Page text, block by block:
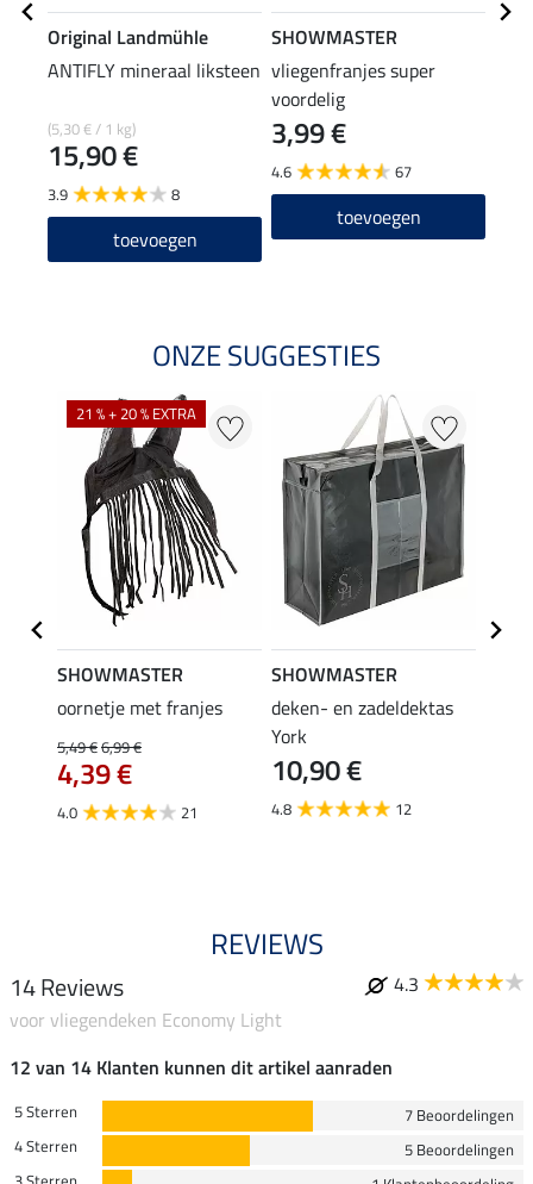
Original Landmühle
ANTIFLY mineraal liksteen
(5,30 € / 1 kg)
15,90 €
3.9 8
toevoegen
SHOWMASTER
vliegenfranjes super
voordelig
3,99 €
4.6 67
toevoegen
ONZE SUGGESTIES
21 % + 20 % EXTRA
SHOWMASTER
oornetje met franjes
5,49 €6,99 €
4,39 €
4.0 21
SHOWMASTER
deken- en zadeldektas
York
10,90 €
4.8 12
REVIEWS
14 Reviews
4.3
voor vliegendeken Economy Light
12 van 14 Klanten kunnen dit artikel aanraden
5 Sterren
7 Beoordelingen
4 Sterren
5 Beoordelingen